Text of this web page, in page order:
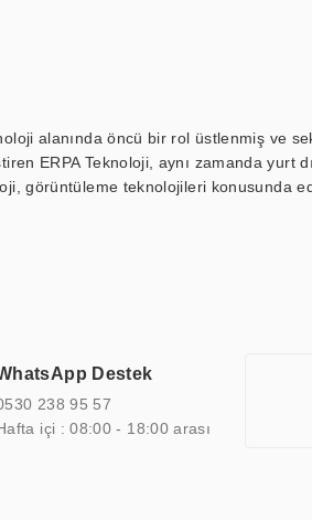
alanında öncü bir rol üstlenmiş ve
ERPA Teknoloji, aynı zamanda yurt
görüntüleme teknolojileri konusunda
belgelerine ve sertifikalara sahip
ile iş ortaklarının öne çıkmasına
Destek
238 95 57
içi : 08:00 - 18:00 arası